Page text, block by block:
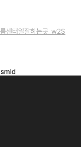
센터일잘하는곳_w2S
smld